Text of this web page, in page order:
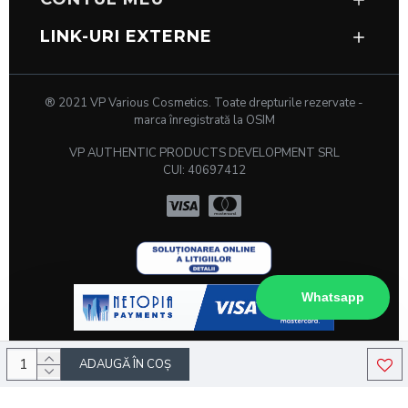
ADAUGĂ ÎN COŞ
vopselei de sprâncene sau păr.
Prevenirea cocoloașelor
impecabilă.
Utilizare facilă, potrivit atât pentru
saloanele profesionale, cât și pentru uz
Caracteristici cheie:
Motor puternic pentru un amestec eficient
în doar câteva secunde.
Design compact și portabil, ușor de utilizat
și de curățat.
Potrivit pentru amestecarea diferitelor
tipuri de vopsele, inclusiv cele pe bază de
LINK-URI EXTERNE
® 2021 VP Various Cosmetics. Toate drepturile rezervate -
marca înregistrată la OSIM
VP AUTHENTIC PRODUCTS DEVELOPMENT SRL
CUI: 40697412
Whatsapp